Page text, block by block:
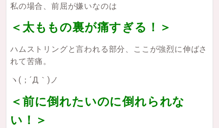
私の場合、前屈が嫌いなのは
＜太ももの裏が痛すぎる！＞
ハムストリングと言われる部分、ここが強烈に伸ばさ
れて苦痛。
ヽ(；´Д｀)ノ
＜前に倒れたいのに倒れられな
い！＞